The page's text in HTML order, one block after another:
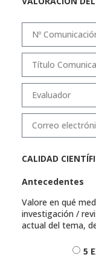
CALIDAD
Antecedentes
Valore en qué
investigación /
actual del tema,
5